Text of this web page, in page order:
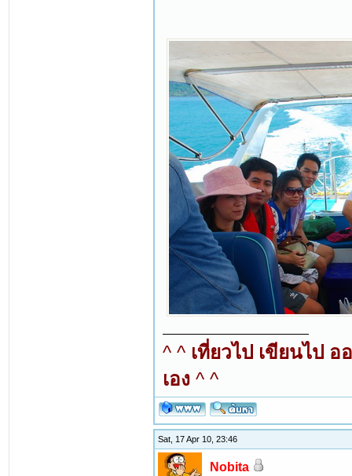
^ ^ เที่ยวไป เขียนไป
เอง ^ ^
Sat, 17 Apr 10, 23:46
Nobita